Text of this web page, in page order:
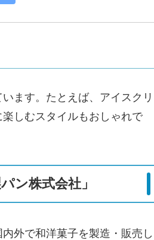
ます。たとえば、アイスクリ
しむスタイルもおしゃれで
ン株式会社」
外で和洋菓子を製造・販売し